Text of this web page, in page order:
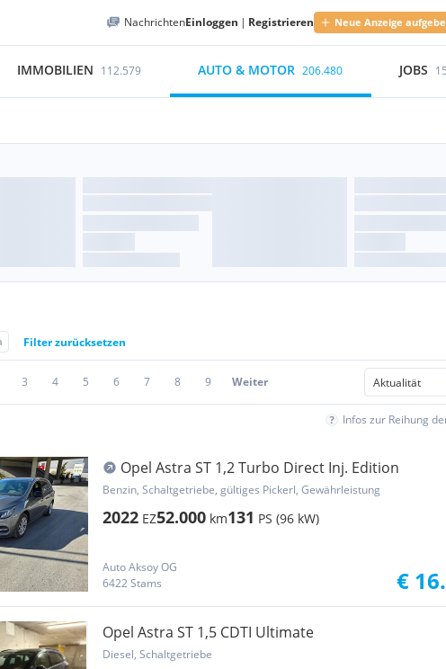
NachrichtenEinloggen | Registrieren Neue Anzeige
IMMOBILIEN 112.579 AUTO & MOTOR 206.480 JOBS
Filter zurücksetzen
3 4 5 6 7 8 9 Weiter
Infos zur Reihung
Opel Astra ST 1,2 Turbo Direct Inj. Edition
Benzin, Schaltgetriebe, gültiges Pickerl, Gewährleistung
2022 EZ52.000 km131 PS (96 kW)
Auto Aksoy OG
6422 Stams
€
Opel Astra ST 1,5 CDTI Ultimate
Diesel, Schaltgetriebe